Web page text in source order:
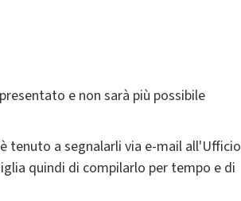
e non sarà più possibile
tenuto a segnalarli via e-mail all'Ufficio
quindi di compilarlo per tempo e di